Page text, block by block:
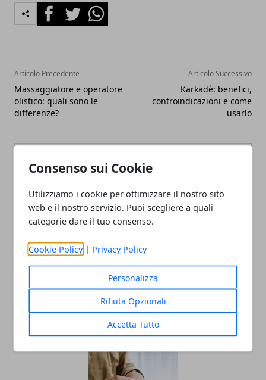
Consenso sui Cookie
Utilizziamo i cookie per ottimizzare il nostro sito
web e il nostro servizio. Puoi scegliere a quali
categorie dare il tuo consenso.
Cookie Policy | Privacy Policy
Personalizza
Rifiuta Opzionali
Accetta Tutto
FacebookTwitterWhatsapp
Articolo Precedente
Massaggiatore e operatore
olistico: quali sono le
differenze?
Articolo Successivo
Karkadè: benefici,
controindicazioni e come
usarlo
Redazione